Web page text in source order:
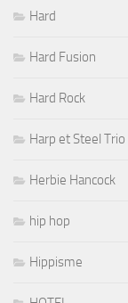
Hard
Hard Fusion
Hard Rock
Harp et Steel Trio
Herbie Hancock
hip hop
Hippisme